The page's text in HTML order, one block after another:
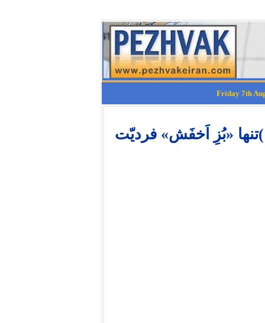
گفت‌و‌شنود با اسماعیل وفا یغمائی (۱۰)تنها «بُزِ اَخفَش» فردیّت